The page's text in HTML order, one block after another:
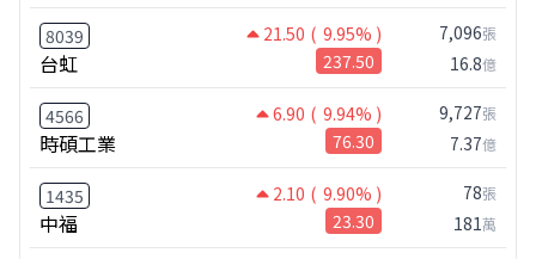
8039 21.50 ( 9.95% )
台虹 237.50
7,096張
16.8億
4566 6.90 ( 9.94% )
時碩工業 76.30
9,727張
7.37億
1435 2.10 ( 9.90% )
中福 23.30
78張
181萬